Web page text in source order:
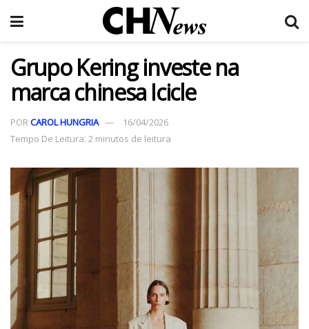
Grupo Kering investe na
marca chinesa Icicle
PORCAROL HUNGRIA
16/04/2026
Tempo De Leitura: 2 minutos de leitura